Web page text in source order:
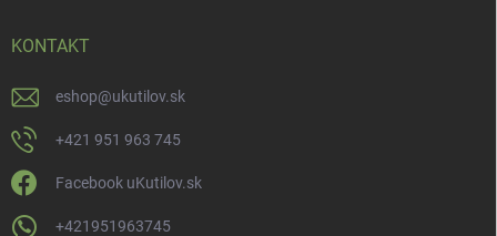
KONTAKT
eshop@ukutilov.sk
+421 951 963 745
Facebook uKutilov.sk
+421951963745